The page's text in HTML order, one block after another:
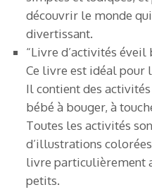
découvrir le monde
divertissant.
“Livre d’activités éveil
Ce livre est idéal pour
Il contient des
bébé à bouger, à
Toutes les activités
d’illustrations
livre particulièrement
petits.